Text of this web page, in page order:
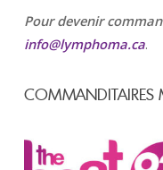
Pour devenir
info@lymphoma.ca.
COMMANDITAIRES